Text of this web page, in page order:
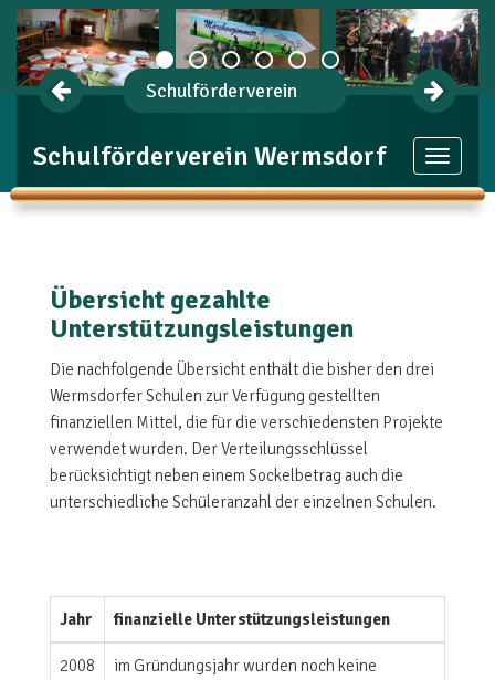
Toggle
Schulförderverein Wermsdorf
Schulförderverein
Übersicht gezahlte
Unterstützungsleistungen
Die nachfolgende Übersicht enthält die bisher den drei
Wermsdorfer Schulen zur Verfügung gestellten
finanziellen Mittel, die für die verschiedensten Projekte
verwendet wurden. Der Verteilungsschlüssel
berücksichtigt neben einem Sockelbetrag auch die
unterschiedliche Schüleranzahl der einzelnen Schulen.
Jahr finanzielle Unterstützungsleistungen
2008
im Gründungsjahr wurden noch keine